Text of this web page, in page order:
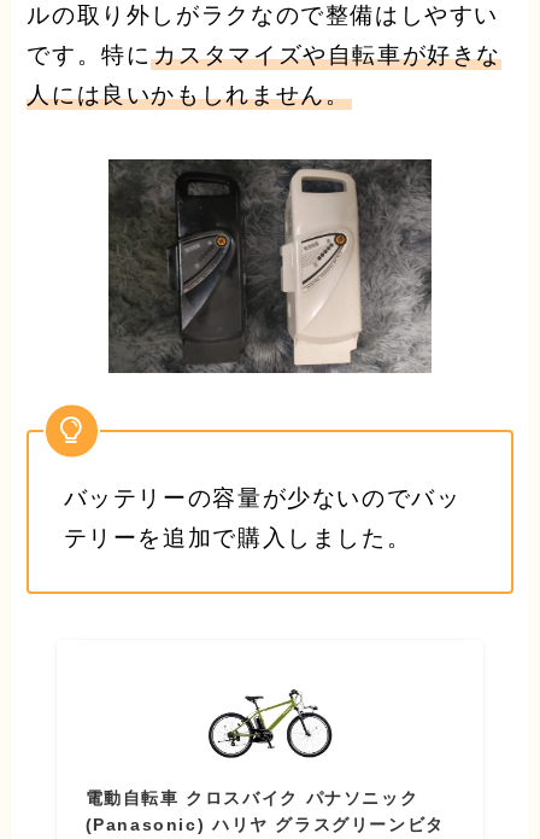
ルの取り外しがラクなので整備はしやすい
です。特にカスタマイズや自転車が好きな
人には良いかもしれません。
バッテリーの容量が少ないのでバッ
テリーを追加で購入しました。
電動自転車 クロスバイク パナソニック
(Panasonic) ハリヤ グラスグリーンビタ